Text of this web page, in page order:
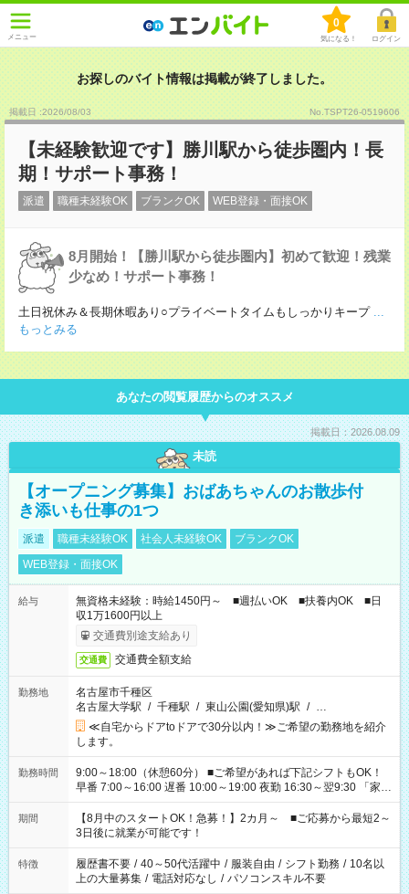
メニュー
0
気になる！ ログイン
お探しのバイト情報は掲載が終了しました。
掲載日 :2026/08/03 No.TSPT26-0519606
【未経験歓迎です】勝川駅から徒歩圏内！長
期！サポート事務！
派遣 職種未経験OK ブランクOK WEB登録・面接OK
8月開始！【勝川駅から徒歩圏内】初めて歓迎！残業
少なめ！サポート事務！
土日祝休み＆長期休暇あり○プライベートタイムもしっかりキープ ...
もっとみる
あなたの閲覧履歴からのオススメ
掲載日：2026.08.09
未読
【オープニング募集】おばあちゃんのお散歩付
き添いも仕事の1つ
派遣 職種未経験OK 社会人未経験OK
ブランクOK
WEB登録・面接OK
給与
無資格未経験：時給1450円～ ■週払いOK ■扶養内OK ■日
収1万1600円以上
交通費別途支給あり
交通費 交通費全額支給
勤務地
名古屋市千種区
名古屋大学駅 / 千種駅 / 東山公園(愛知県)駅 / …
≪自宅からドアtoドアで30分以内！≫ご希望の勤務地を紹介
します。
勤務時間
9:00～18:00（休憩60分） ■ご希望があれば下記シフトもOK！
早番 7:00～16:00 遅番 10:00～19:00 夜勤 16:30～翌9:30 「家族
と休みを合わせたい」 「余裕を持って夕飯の準備がしたい」
「できれば残業はしたくない」 など、ご希望を教えてください
ね。 ※Wワーク希望の方へ 今ご覧のお仕事で希望する勤務時間
と、もう1つのお仕事の勤務時間。 合計で週40時間を超える場
合は応募できません。
期間
【8月中のスタートOK！急募！】2カ月～ ■ご応募から最短2～
3日後に就業が可能です！
特徴 履歴書不要 / 40～50代活躍中 / 服装自由 / シフト勤務 / 10名以
上の大量募集 / 電話対応なし / パソコンスキル不要